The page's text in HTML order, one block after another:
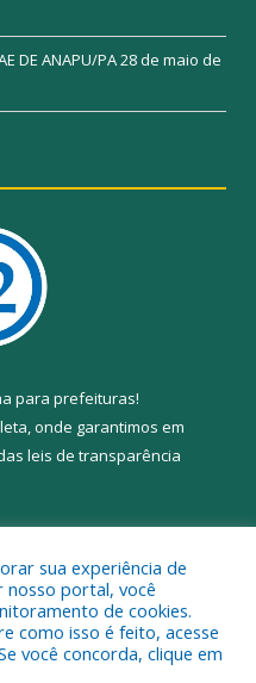
DE ANAPU/PA28 de maio de
para prefeituras!
onde garantimos em
leis de transparência
Municipal de Anapu.
sua experiência de
nosso portal, você
de cookies.
como isso é feito, acesse
você concorda, clique em